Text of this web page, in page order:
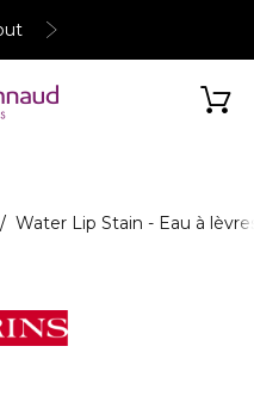
Water Lip Stain - Eau à